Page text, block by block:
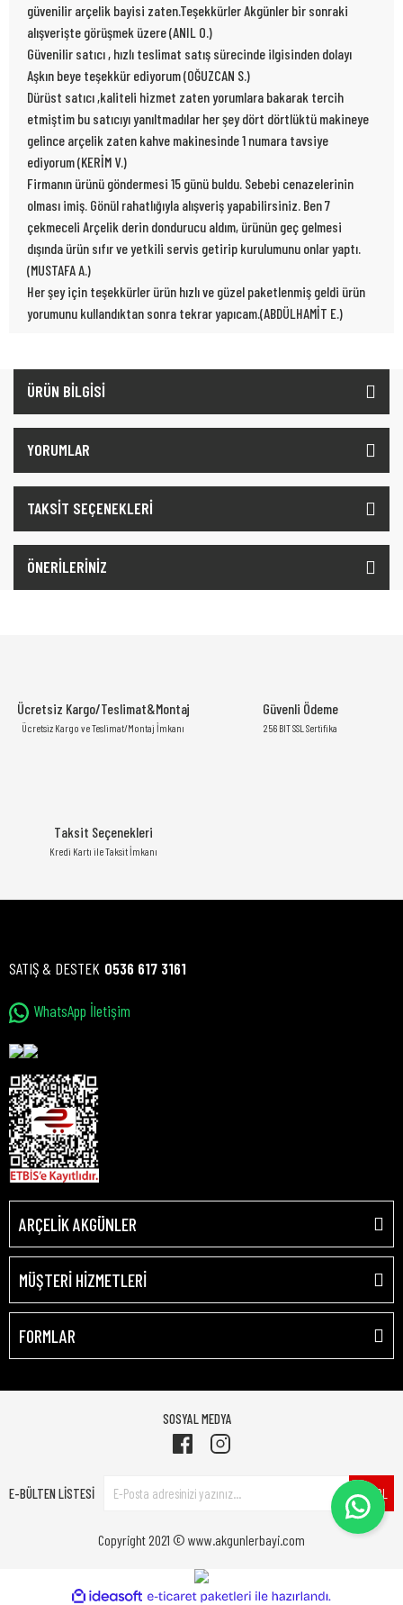
güvenilir arçelik bayisi zaten.Teşekkürler Akgünler bir sonraki
alışverişte görüşmek üzere (ANIL O.)
Güvenilir satıcı , hızlı teslimat satış sürecinde ilgisinden dolayı
Aşkın beye teşekkür ediyorum (OĞUZCAN S.)
Dürüst satıcı ,kaliteli hizmet zaten yorumlara bakarak tercih
etmiştim bu satıcıyı yanıltmadılar her şey dört dörtlüktü makineye
gelince arçelik zaten kahve makinesinde 1 numara tavsiye
ediyorum (KERİM V.)
Firmanın ürünü göndermesi 15 günü buldu. Sebebi cenazelerinin
olması imiş. Gönül rahatlığıyla alışveriş yapabilirsiniz. Ben 7
çekmeceli Arçelik derin dondurucu aldım, ürünün geç gelmesi
dışında ürün sıfır ve yetkili servis getirip kurulumunu onlar yaptı.
(MUSTAFA A.)
Her şey için teşekkürler ürün hızlı ve güzel paketlenmiş geldi ürün
yorumunu kullandıktan sonra tekrar yapıcam.(ABDÜLHAMİT E.)
ÜRÜN BİLGİSİ
YORUMLAR
TAKSİT SEÇENEKLERİ
ÖNERİLERİNİZ
Ücretsiz Kargo/Teslimat&Montaj
Ücretsiz Kargo ve Teslimat/Montaj İmkanı
Güvenli Ödeme
256 BIT SSL Sertifika
Taksit Seçenekleri
Kredi Kartı ile Taksit İmkanı
SATIŞ & DESTEK 0536 617 3161
WhatsApp İletişim
ARÇELİK AKGÜNLER
MÜŞTERİ HİZMETLERİ
FORMLAR
Copyright 2021 © www.akgunlerbayi.com
E-BÜLTEN LİSTESİ ÜYE OL
SOSYAL MEDYA
ideasoft e-